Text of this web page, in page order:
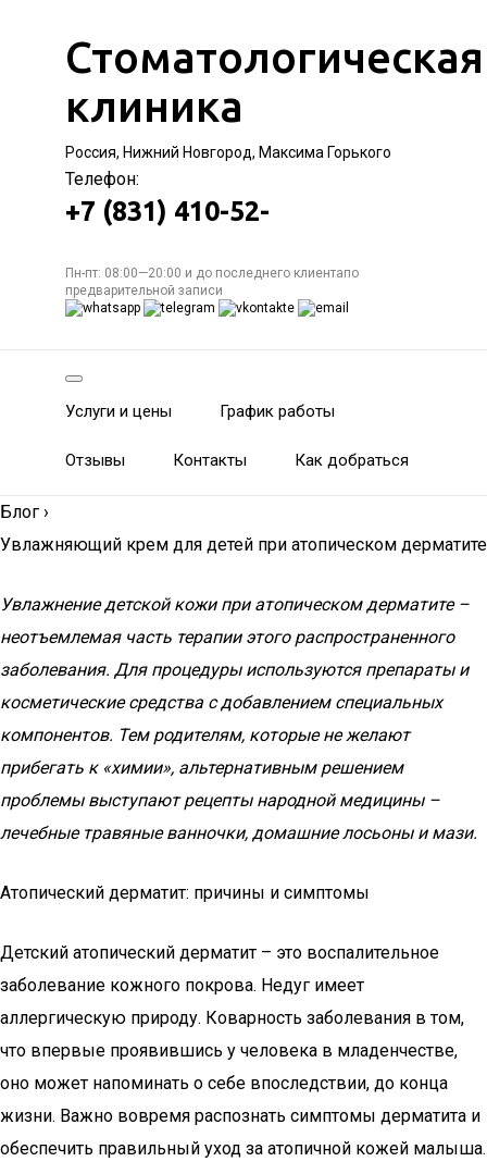
Стоматологическая
клиника
Россия, Нижний Новгород, Максима Горького
Телефон:
+7 (831) 410-52-
Пн-пт: 08:00—20:00 и до последнего клиентапо
предварительной записи
Услуги и цены График работы
Отзывы Контакты Как добраться
Блог ›
Увлажняющий крем для детей при атопическом дерматите
Увлажнение детской кожи при атопическом дерматите –
неотъемлемая часть терапии этого распространенного
заболевания. Для процедуры используются препараты и
косметические средства с добавлением специальных
компонентов. Тем родителям, которые не желают
прибегать к «химии», альтернативным решением
проблемы выступают рецепты народной медицины –
лечебные травяные ванночки, домашние лосьоны и мази.
Атопический дерматит: причины и симптомы
Детский атопический дерматит – это воспалительное
заболевание кожного покрова. Недуг имеет
аллергическую природу. Коварность заболевания в том,
что впервые проявившись у человека в младенчестве,
оно может напоминать о себе впоследствии, до конца
жизни. Важно вовремя распознать симптомы дерматита и
обеспечить правильный уход за атопичной кожей малыша.